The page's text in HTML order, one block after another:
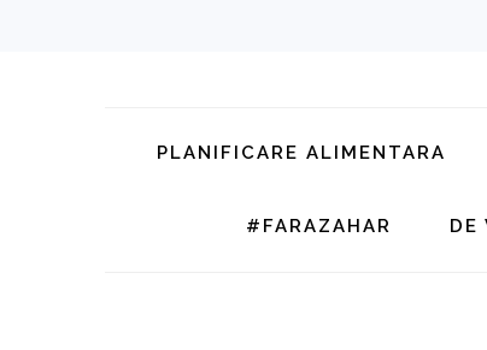
PLANIFICARE ALIMENTARA
#FARAZAHAR DE